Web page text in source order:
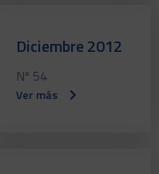
Diciembre 2012
Nº 54
Ver más